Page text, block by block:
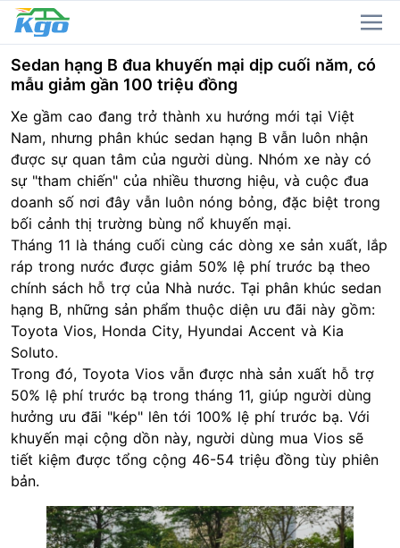
Sedan hạng B đua khuyến mại dịp cuối năm, có
mẫu giảm gần 100 triệu đồng
Xe gầm cao đang trở thành xu hướng mới tại Việt
Nam, nhưng phân khúc sedan hạng B vẫn luôn nhận
được sự quan tâm của người dùng. Nhóm xe này có
sự "tham chiến" của nhiều thương hiệu, và cuộc đua
doanh số nơi đây vẫn luôn nóng bỏng, đặc biệt trong
bối cảnh thị trường bùng nổ khuyến mại.
Tháng 11 là tháng cuối cùng các dòng xe sản xuất, lắp
ráp trong nước được giảm 50% lệ phí trước bạ theo
chính sách hỗ trợ của Nhà nước. Tại phân khúc sedan
hạng B, những sản phẩm thuộc diện ưu đãi này gồm:
Toyota Vios, Honda City, Hyundai Accent và Kia
Soluto.
Trong đó, Toyota Vios vẫn được nhà sản xuất hỗ trợ
50% lệ phí trước bạ trong tháng 11, giúp người dùng
hưởng ưu đãi "kép" lên tới 100% lệ phí trước bạ. Với
khuyến mại cộng dồn này, người dùng mua Vios sẽ
tiết kiệm được tổng cộng 46-54 triệu đồng tùy phiên
bản.